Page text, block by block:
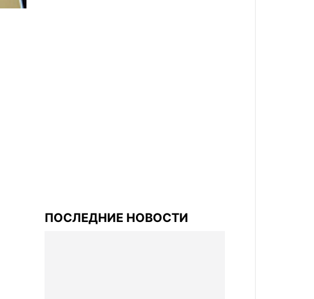
ПОСЛЕДНИЕ НОВОСТИ